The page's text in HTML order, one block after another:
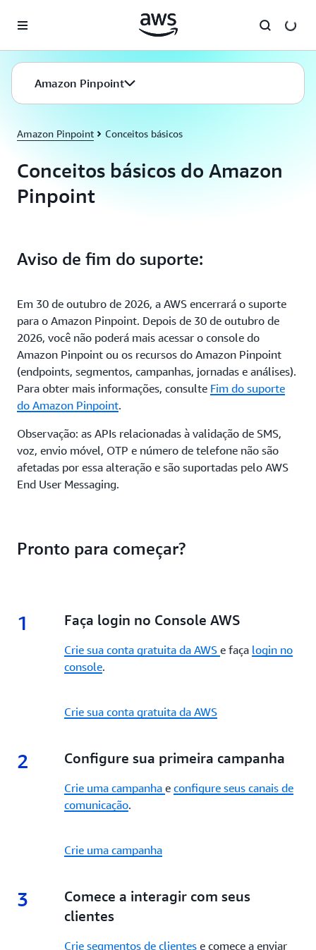
Pular para o conteúdo principal
Amazon Pinpoint
Amazon Pinpoint Conceitos básicos
Conceitos básicos do Amazon
Pinpoint
Aviso de fim do suporte:
Em 30 de outubro de 2026, a AWS encerrará o suporte
para o Amazon Pinpoint. Depois de 30 de outubro de
2026, você não poderá mais acessar o console do
Amazon Pinpoint ou os recursos do Amazon Pinpoint
(endpoints, segmentos, campanhas, jornadas e análises).
Para obter mais informações, consulte Fim do suporte
do Amazon Pinpoint.
Observação: as APIs relacionadas à validação de SMS,
voz, envio móvel, OTP e número de telefone não são
afetadas por essa alteração e são suportadas pelo AWS
End User Messaging.
Pronto para começar?
1 1.
Faça login no Console AWS
Crie sua conta gratuita da AWS e faça login no
console.
Crie sua conta gratuita da AWS
2 2.
Configure sua primeira campanha
Crie uma campanha e configure seus canais de
comunicação.
Crie uma campanha
3 3.
Comece a interagir com seus
clientes
Crie segmentos de clientes e comece a enviar